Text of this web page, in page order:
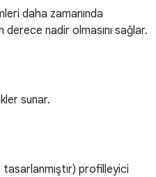
daha zamanında
derece nadir olmasını sağlar.
sunar.
tasarlanmıştır) profilleyici